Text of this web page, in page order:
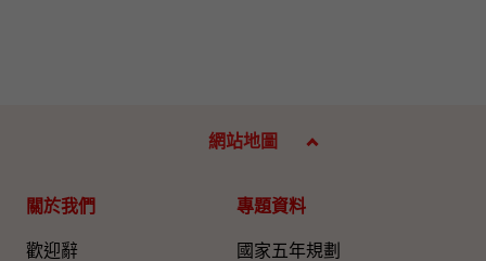
網站地圖
關於我們
歡迎辭
專題資料
國家五年規劃